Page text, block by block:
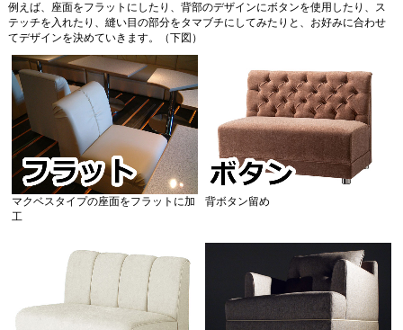
例えば、座面をフラットにしたり、背部のデザインにボタンを使用したり、ス
テッチを入れたり、縫い目の部分をタマブチにしてみたりと、お好みに合わせ
てデザインを決めていきます。（下図）
マクベスタイプの座面をフラットに加
工
背ボタン留め